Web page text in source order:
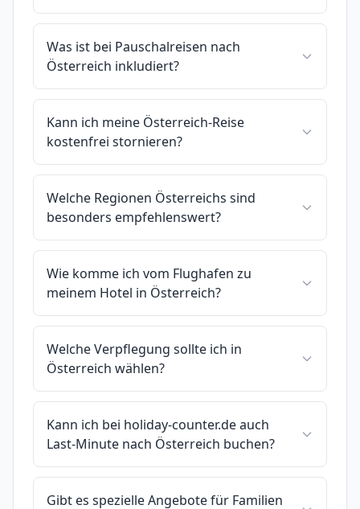
Was ist bei Pauschalreisen nach
Österreich inkludiert?
Kann ich meine Österreich-Reise
kostenfrei stornieren?
Welche Regionen Österreichs sind
besonders empfehlenswert?
Wie komme ich vom Flughafen zu
meinem Hotel in Österreich?
Welche Verpflegung sollte ich in
Österreich wählen?
Kann ich bei holiday-counter.de auch
Last-Minute nach Österreich buchen?
Gibt es spezielle Angebote für Familien